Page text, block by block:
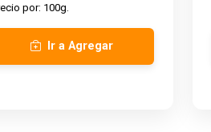
por: 100g.
Ir a Agregar